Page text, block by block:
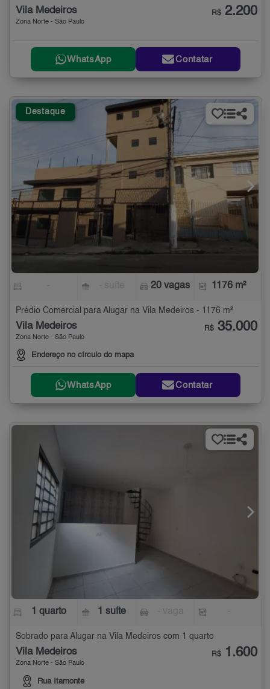
Vila Medeiros
Zona Norte - São Paulo
R$ 2.200
WhatsApp Contatar
Destaque
20 vagas 1176 m²
Prédio Comercial para Alugar na Vila Medeiros - 1176 m²
Vila Medeiros
Zona Norte - São Paulo
Endereço no círculo do mapa
R$ 35.000
WhatsApp Contatar
1 quarto 1 suíte
Sobrado para Alugar na Vila Medeiros com 1 quarto
Vila Medeiros
Zona Norte - São Paulo
Rua Itamonte
R$ 1.600